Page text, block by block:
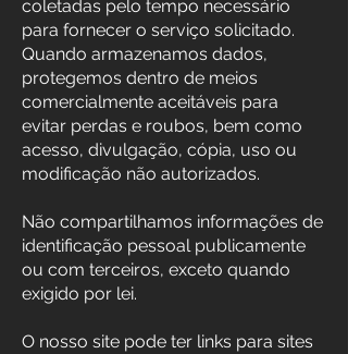
coletadas pelo tempo necessário
para fornecer o serviço solicitado.
Quando armazenamos dados,
protegemos dentro de meios
comercialmente aceitáveis para
evitar perdas e roubos, bem como
acesso, divulgação, cópia, uso ou
modificação não autorizados.
Não compartilhamos informações de
identificação pessoal publicamente
ou com terceiros, exceto quando
exigido por lei.
O nosso site pode ter links para sites